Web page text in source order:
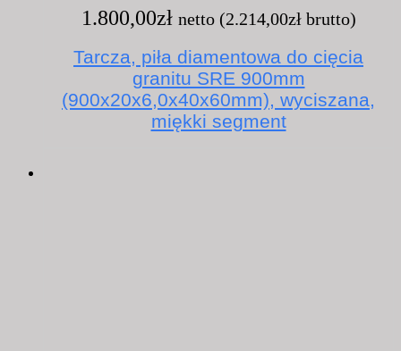
1.800,00zł netto (2.214,00złbrutto)
Tarcza, piła diamentowa do cięcia
granitu SRE 900mm
(900x20x6,0x40x60mm), wyciszana,
miękki segment